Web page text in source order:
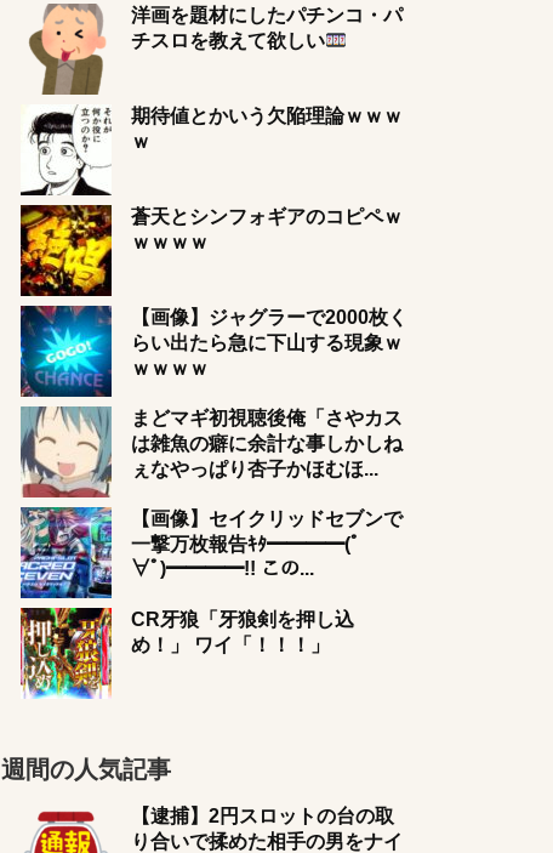
洋画を題材にしたパチンコ・パ
チスロを教えて欲しい
期待値とかいう欠陥理論ｗｗｗ
ｗ
蒼天とシンフォギアのコピペｗ
ｗｗｗｗ
【画像】ジャグラーで2000枚く
らい出たら急に下山する現象ｗ
ｗｗｗｗ
まどマギ初視聴後俺「さやカス
は雑魚の癖に余計な事しかしね
ぇなやっぱり杏子かほむほ...
【画像】セイクリッドセブンで
一撃万枚報告ｷﾀ━━━━(ﾟ
∀ﾟ)━━━━!! この...
CR牙狼「牙狼剣を押し込
め！」 ワイ「！！！」
週間の人気記事
【逮捕】2円スロットの台の取
り合いで揉めた相手の男をナイ